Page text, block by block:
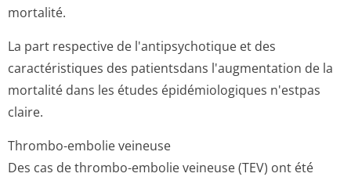
mortalité.
La part respective de l'antipsychotique et des
caractéristiques des patientsdans l'augmentation de la
mortalité dans les études épidémiologiques n'estpas
claire.
Thrombo-embolie veineuse
Des cas de thrombo-embolie veineuse (TEV) ont été